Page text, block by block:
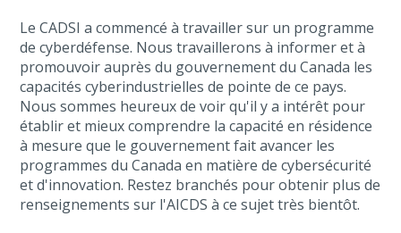
Le CADSI a commencé à travailler sur un programme
de cyberdéfense. Nous travaillerons à informer et à
promouvoir auprès du gouvernement du Canada les
capacités cyberindustrielles de pointe de ce pays.
Nous sommes heureux de voir qu'il y a intérêt pour
établir et mieux comprendre la capacité en résidence
à mesure que le gouvernement fait avancer les
programmes du Canada en matière de cybersécurité
et d'innovation. Restez branchés pour obtenir plus de
renseignements sur l'AICDS à ce sujet très bientôt.